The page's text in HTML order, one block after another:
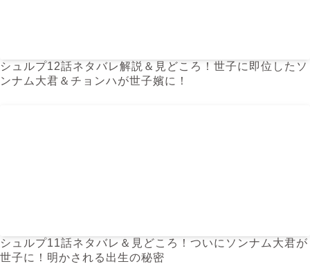
シュルプ12話ネタバレ解説＆見どころ！世子に即位したソ
ンナム大君＆チョンハが世子嬪に！
シュルプ11話ネタバレ＆見どころ！ついにソンナム大君が
世子に！明かされる出生の秘密